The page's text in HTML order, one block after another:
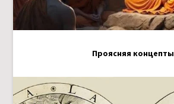
Проясняя концепты